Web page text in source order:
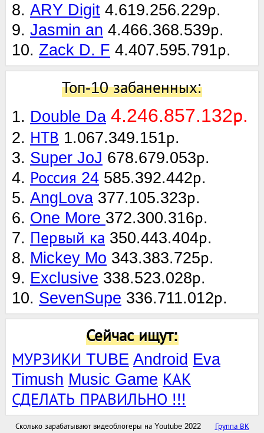
8. ARY Digit 4.619.256.229р.
9. Jasmin an 4.466.368.539р.
10. Zack D. F 4.407.595.791р.
Топ-10 забаненных:
1. Double Da 4.246.857.132р.
2. НТВ 1.067.349.151р.
3. Super JoJ 678.679.053р.
4. Россия 24 585.392.442р.
5. AngLova 377.105.323р.
6. One More 372.300.316р.
7. Первый ка 350.443.404р.
8. Mickey Mo 343.383.725р.
9. Exclusive 338.523.028р.
10. SevenSupe 336.711.012р.
Сейчас ищут:
МУРЗИКИ TUBE Android Eva
Timush Music Game КАК
СДЕЛАТЬ ПРАВИЛЬНО !!!
Сколько зарабатывают видеоблогеры на Youtube 2022
Группа ВК